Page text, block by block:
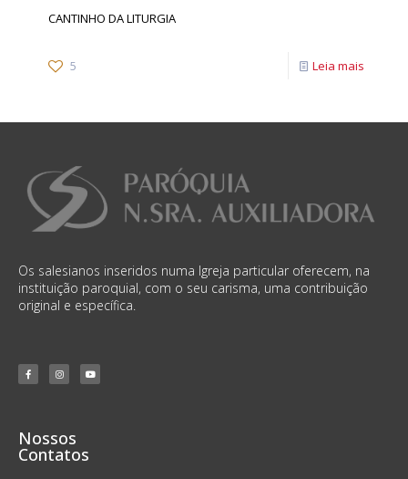
CANTINHO DA LITURGIA
5 Leia mais
Os salesianos inseridos numa Igreja particular oferecem, na
instituição paroquial, com o seu carisma, uma contribuição
original e específica.
Nossos
Contatos